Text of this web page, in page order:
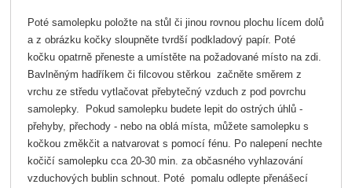
Poté samolepku položte na stůl či jinou rovnou plochu lícem dolů
a z obrázku kočky sloupněte tvrdší podkladový papír. Poté
kočku opatrně přeneste a umístěte na požadované místo na zdi.
Bavlněným hadříkem či filcovou stěrkou začněte směrem z
vrchu ze středu vytlačovat přebytečný vzduch z pod povrchu
samolepky. Pokud samolepku budete lepit do ostrých úhlů -
přehyby, přechody - nebo na oblá místa, můžete samolepku s
kočkou změkčit a natvarovat s pomocí fénu. Po nalepení nechte
kočičí samolepku cca 20-30 min. za občasného vyhlazování
vzduchových bublin schnout. Poté pomalu odlepte přenášecí